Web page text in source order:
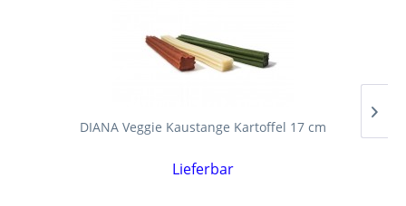
DIANA Veggie Kaustange Kartoffel 17 cm
Lieferbar